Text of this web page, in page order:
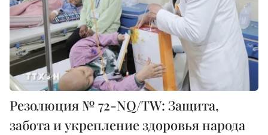
Резолюция № 72-NQ/TW: Защита,
забота и укрепление здоровья народа